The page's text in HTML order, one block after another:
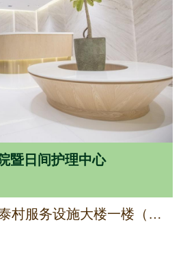
暨日间护理中心
观塘安秀道23号安泰村服务设施大楼一楼（部分）及二楼（部分）